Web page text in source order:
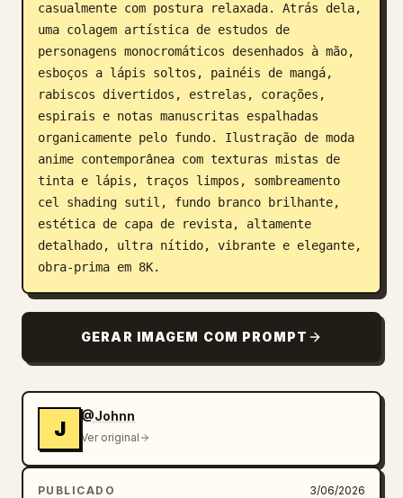
casualmente com postura relaxada. Atrás dela,
uma colagem artística de estudos de
personagens monocromáticos desenhados à mão,
esboços a lápis soltos, painéis de mangá,
rabiscos divertidos, estrelas, corações,
espirais e notas manuscritas espalhadas
organicamente pelo fundo. Ilustração de moda
anime contemporânea com texturas mistas de
tinta e lápis, traços limpos, sombreamento
cel shading sutil, fundo branco brilhante,
estética de capa de revista, altamente
detalhado, ultra nítido, vibrante e elegante,
obra-prima em 8K.
GERAR IMAGEM COM PROMPT
J
@Johnn
Ver original
PUBLICADO 3/06/2026